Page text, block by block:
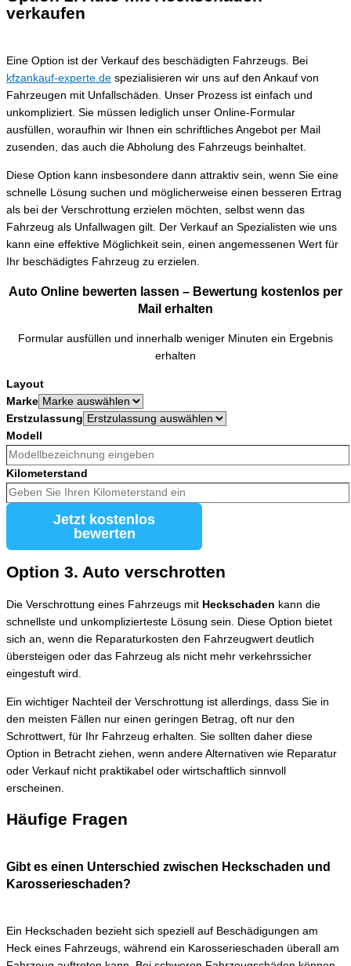
verkaufen
Eine Option ist der Verkauf des beschädigten Fahrzeugs. Bei
kfzankauf-experte.de spezialisieren wir uns auf den Ankauf von
Fahrzeugen mit Unfallschäden. Unser Prozess ist einfach und
unkompliziert. Sie müssen lediglich unser Online-Formular
ausfüllen, woraufhin wir Ihnen ein schriftliches Angebot per Mail
zusenden, das auch die Abholung des Fahrzeugs beinhaltet.
Diese Option kann insbesondere dann attraktiv sein, wenn Sie eine
schnelle Lösung suchen und möglicherweise einen besseren Ertrag
als bei der Verschrottung erzielen möchten, selbst wenn das
Fahrzeug als Unfallwagen gilt. Der Verkauf an Spezialisten wie uns
kann eine effektive Möglichkeit sein, einen angemessenen Wert für
Ihr beschädigtes Fahrzeug zu erzielen.
Auto Online bewerten lassen – Bewertung kostenlos per
Mail erhalten
Formular ausfüllen und innerhalb weniger Minuten ein Ergebnis
erhalten
Layout
Marke
Erstzulassung
Modell
Kilometerstand
Jetzt kostenlos
bewerten
Option 3. Auto verschrotten
Die Verschrottung eines Fahrzeugs mit Heckschaden kann die
schnellste und unkomplizierteste Lösung sein. Diese Option bietet
sich an, wenn die Reparaturkosten den Fahrzeugwert deutlich
übersteigen oder das Fahrzeug als nicht mehr verkehrssicher
eingestuft wird.
Ein wichtiger Nachteil der Verschrottung ist allerdings, dass Sie in
den meisten Fällen nur einen geringen Betrag, oft nur den
Schrottwert, für Ihr Fahrzeug erhalten. Sie sollten daher diese
Option in Betracht ziehen, wenn andere Alternativen wie Reparatur
oder Verkauf nicht praktikabel oder wirtschaftlich sinnvoll
erscheinen.
Häufige Fragen
Gibt es einen Unterschied zwischen Heckschaden und
Karosserieschaden?
Ein Heckschaden bezieht sich speziell auf Beschädigungen am
Heck eines Fahrzeugs, während ein Karosserieschaden überall am